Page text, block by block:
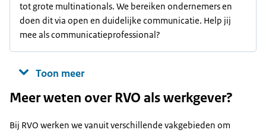
tot grote multinationals. We bereiken ondernemers en
doen dit via open en duidelijke communicatie. Help jij
mee als communicatieprofessional?
Toon meer
Meer weten over RVO als werkgever?
Bij RVO werken we vanuit verschillende vakgebieden om